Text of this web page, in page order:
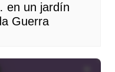
en un jardín
Guerra